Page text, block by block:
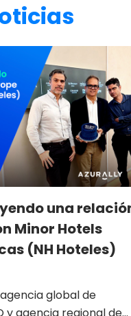
una
Minor Hotels
(NH Hoteles)
global de
y agencia regional de